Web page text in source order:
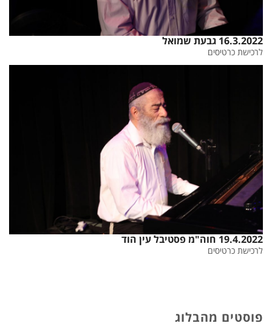
16.3.2022 גבעת שמואל
לרכישת כרטיסים
19.4.2022 חוה"מ פסטיבל עין הוד
לרכישת כרטיסים
פוסטים מהבלוג